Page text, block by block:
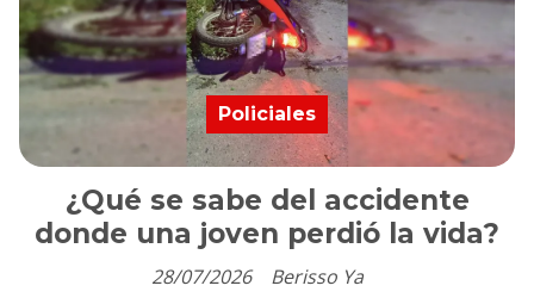
¿Qué se sabe del accidente
donde una joven perdió la vida?
Berisso Ya
Policiales
28/07/2026